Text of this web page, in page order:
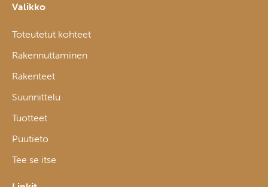
Valikko
Toteutetut kohteet
Rakennuttaminen
Rakenteet
Suunnittelu
Tuotteet
Puutieto
Tee se itse